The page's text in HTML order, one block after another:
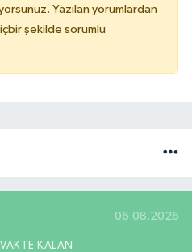
Yazılan yorumlardan
şekilde sorumlu
06.08.2026
KALAN